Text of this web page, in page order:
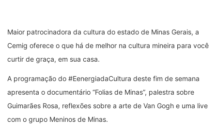
Maior patrocinadora da cultura do estado de Minas Gerais, a
Cemig oferece o que há de melhor na cultura mineira para você
curtir de graça, em sua casa.
A programação do #EenergiadaCultura deste fim de semana
apresenta o documentário “Folias de Minas”, palestra sobre
Guimarães Rosa, reflexões sobre a arte de Van Gogh e uma live
com o grupo Meninos de Minas.